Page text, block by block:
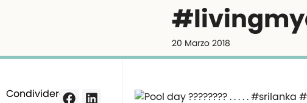
20 Marzo 2018
Condividere: